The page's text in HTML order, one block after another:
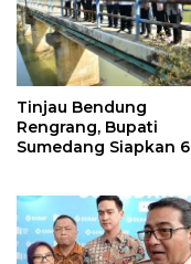
Tinjau Bendung
Rengrang, Bupati
Sumedang Siapkan 6